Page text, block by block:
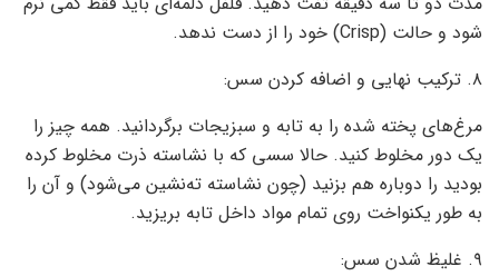
شود و حالت (Crisp) خود را از دست ندهد.
۸. ترکیب نهایی و اضافه کردن سس:
مرغ‌های پخته شده را به تابه و سبزیجات برگردانید. همه چیز را
یک دور مخلوط کنید. حالا سسی که با نشاسته ذرت مخلوط کرده
بودید را دوباره هم بزنید (چون نشاسته ته‌نشین می‌شود) و آن را
به طور یکنواخت روی تمام مواد داخل تابه بریزید.
۹. غلیظ شدن سس: